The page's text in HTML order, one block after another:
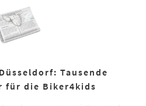
Tausende
für die Biker4kids